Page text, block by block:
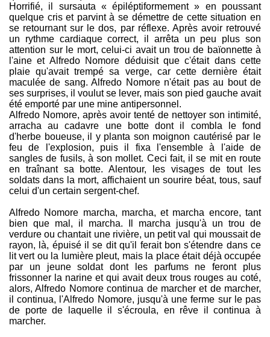
Horrifié, il sursauta « épiléptiformement » en poussant
quelque cris et parvint à se démettre de cette situation en
se retournant sur le dos, par réflexe. Après avoir retrouvé
un rythme cardiaque correct, il arrêta un peu plus son
attention sur le mort, celui-ci avait un trou de baïonnette à
l'aine et Alfredo Nomore déduisit que c'était dans cette
plaie qu'avait trempé sa verge, car cette dernière était
maculée de sang. Alfredo Nomore n'était pas au bout de
ses surprises, il voulut se lever, mais son pied gauche avait
été emporté par une mine antipersonnel.
Alfredo Nomore, après avoir tenté de nettoyer son intimité,
arracha au cadavre une botte dont il combla le fond
d'herbe boueuse, il y planta son moignon cautérisé par le
feu de l'explosion, puis il fixa l'ensemble à l'aide de
sangles de fusils, à son mollet. Ceci fait, il se mit en route
en traînant sa botte. Alentour, les visages de tout les
soldats dans la mort, affichaient un sourire béat, tous, sauf
celui d'un certain sergent-chef.
Alfredo Nomore marcha, marcha, et marcha encore, tant
bien que mal, il marcha. Il marcha jusqu'à un trou de
verdure ou chantait une rivière, un petit val qui moussait de
rayon, là, épuisé il se dit qu'il ferait bon s'étendre dans ce
lit vert ou la lumière pleut, mais la place était déjà occupée
par un jeune soldat dont les parfums ne feront plus
frissonner la narine et qui avait deux trous rouges au coté,
alors, Alfredo Nomore continua de marcher et de marcher,
il continua, l'Alfredo Nomore, jusqu'à une ferme sur le pas
de porte de laquelle il s'écroula, en rêve il continua à
marcher.